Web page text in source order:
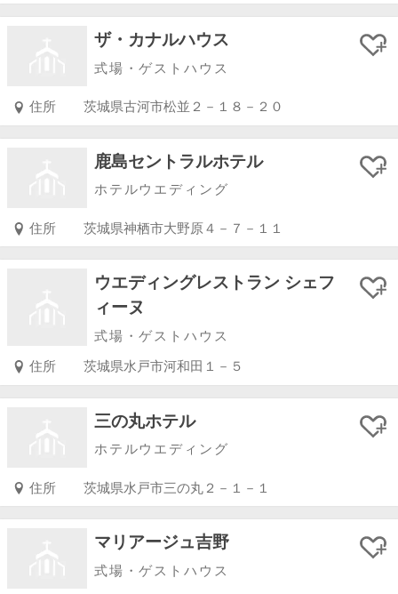
ザ・カナルハウス
式場・ゲストハウス
住所 茨城県古河市松並２－１８－２０
鹿島セントラルホテル
ホテルウエディング
住所 茨城県神栖市大野原４－７－１１
ウエディングレストラン シェフ
ィーヌ
式場・ゲストハウス
住所 茨城県水戸市河和田１－５
三の丸ホテル
ホテルウエディング
住所 茨城県水戸市三の丸２－１－１
マリアージュ吉野
式場・ゲストハウス